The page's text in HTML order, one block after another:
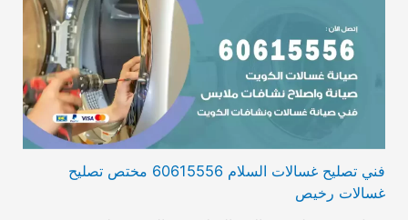
فني تصليح غسالات السلام 60615556 مختص تصليح
غسالات رخيص